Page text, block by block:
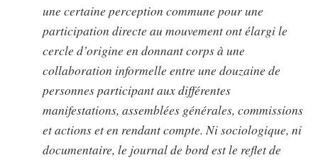
une certaine perception commune pour une
participation directe au mouvement ont élargi le
cercle d’origine en donnant corps à une
collaboration informelle entre une douzaine de
personnes participant aux différentes
manifestations, assemblées générales, commissions
et actions et en rendant compte. Ni sociologique, ni
documentaire, le journal de bord est le reflet de